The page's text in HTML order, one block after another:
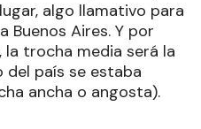
algo llamativo para
Buenos Aires. Y por
la trocha media será la
del país se estaba
ancha o angosta).